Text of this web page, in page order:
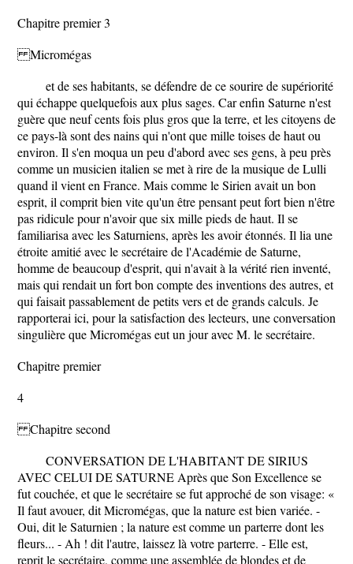
Chapitre premier 3
Micromégas
et de ses habitants, se défendre de ce sourire de supériorité
qui échappe quelquefois aux plus sages. Car enfin Saturne n'est
guère que neuf cents fois plus gros que la terre, et les citoyens de
ce pays-là sont des nains qui n'ont que mille toises de haut ou
environ. Il s'en moqua un peu d'abord avec ses gens, à peu près
comme un musicien italien se met à rire de la musique de Lulli
quand il vient en France. Mais comme le Sirien avait un bon
esprit, il comprit bien vite qu'un être pensant peut fort bien n'être
pas ridicule pour n'avoir que six mille pieds de haut. Il se
familiarisa avec les Saturniens, après les avoir étonnés. Il lia une
étroite amitié avec le secrétaire de l'Académie de Saturne,
homme de beaucoup d'esprit, qui n'avait à la vérité rien inventé,
mais qui rendait un fort bon compte des inventions des autres, et
qui faisait passablement de petits vers et de grands calculs. Je
rapporterai ici, pour la satisfaction des lecteurs, une conversation
singulière que Micromégas eut un jour avec M. le secrétaire.
Chapitre premier
4
Chapitre second
CONVERSATION DE L'HABITANT DE SIRIUS
AVEC CELUI DE SATURNE Après que Son Excellence se
fut couchée, et que le secrétaire se fut approché de son visage: «
Il faut avouer, dit Micromégas, que la nature est bien variée. -
Oui, dit le Saturnien ; la nature est comme un parterre dont les
fleurs... - Ah ! dit l'autre, laissez là votre parterre. - Elle est,
reprit le secrétaire, comme une assemblée de blondes et de